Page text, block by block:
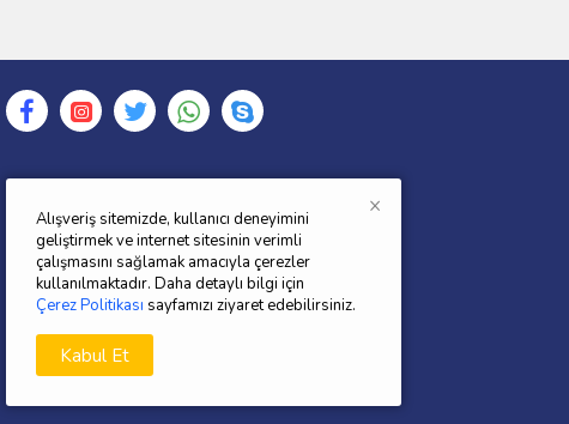
FORDYEDEKPARCATR.COM
2012 yılında kurulan şirketimi"AÖ ÖZKAN
OTOMOTİV E-TİCARET SAN.VE TİC.LTD.ŞTİ."
gün geçtikçe büyüyen bir hedefle yoluna
devam etmektedir.Yedek parça konusunda
Kaliteden ödün vermeyen Şirketimiz
müşterilerine en iyi hizmeti sunmaktadır.
Alışveriş sitemizde, kullanıcı deneyimini
geliştirmek ve internet sitesinin verimli
çalışmasını sağlamak amacıyla çerezler
kullanılmaktadır. Daha detaylı bilgi için
Çerez Politikası sayfamızı ziyaret edebilirsiniz.
Kabul Et
×